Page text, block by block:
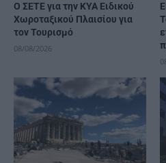
Ο ΣΕΤΕ για την ΚΥΑ Ειδικού
Χωροταξικού Πλαισίου για
τον Τουρισμό
08/08/2026